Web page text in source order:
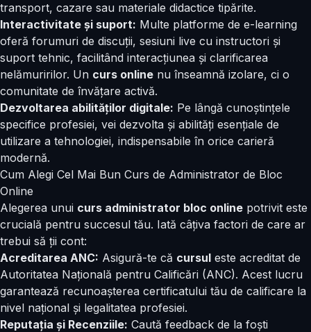
transport, cazare sau materiale didactice tipărite.
Interactivitate și suport: Multe platforme de e-learning
oferă forumuri de discuții, sesiuni live cu instructori și
suport tehnic, facilitând interacțiunea și clarificarea
nelămuririlor. Un curs online nu înseamnă izolare, ci o
comunitate de învățare activă.
Dezvoltarea abilităților digitale: Pe lângă cunoștințele
specifice profesiei, vei dezvolta și abilități esențiale de
utilizare a tehnologiei, indispensabile în orice carieră
modernă.
Cum Alegi Cel Mai Bun Curs de Administrator de Bloc
Online
Alegerea unui curs administrator bloc online potrivit este
crucială pentru succesul tău. Iată câțiva factori de care ar
trebui să ții cont:
Acreditarea ANC: Asigură-te că cursul este acreditat de
Autoritatea Națională pentru Calificări (ANC). Acest lucru
garantează recunoașterea certificatului tău de calificare la
nivel național și legalitatea profesiei.
Reputația și Recenziile: Caută feedback de la foști